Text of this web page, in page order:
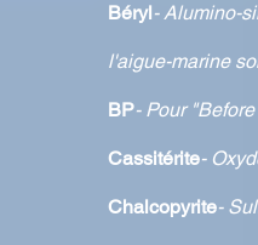
Béryl- Alumino-
l'aigue-marine
BP- Pour
Cassitérite-
Chalcopyrite-